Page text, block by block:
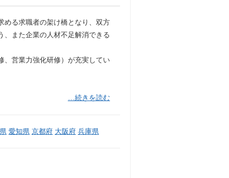
める求職者の架け橋となり、双方
、また企業の人材不足解消できる
、営業力強化研修）が充実してい
…続きを読む
愛知県 京都府 大阪府 兵庫県